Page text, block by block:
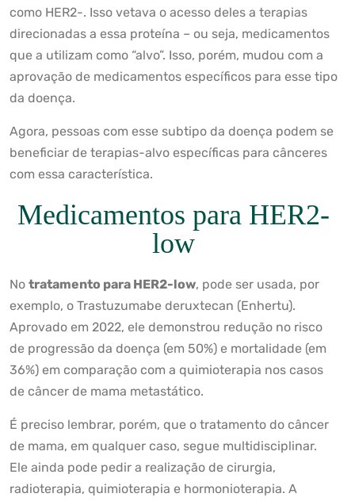
como HER2-. Isso vetava o acesso deles a terapias
direcionadas a essa proteína – ou seja, medicamentos
que a utilizam como “alvo”. Isso, porém, mudou com a
aprovação de medicamentos específicos para esse tipo
da doença.
Agora, pessoas com esse subtipo da doença podem se
beneficiar de terapias-alvo específicas para cânceres
com essa característica.
Medicamentos para HER2-
low
No tratamento para HER2-low, pode ser usada, por
exemplo, o Trastuzumabe deruxtecan (Enhertu).
Aprovado em 2022, ele demonstrou redução no risco
de progressão da doença (em 50%) e mortalidade (em
36%) em comparação com a quimioterapia nos casos
de câncer de mama metastático.
É preciso lembrar, porém, que o tratamento do câncer
de mama, em qualquer caso, segue multidisciplinar.
Ele ainda pode pedir a realização de cirurgia,
radioterapia, quimioterapia e hormonioterapia. A